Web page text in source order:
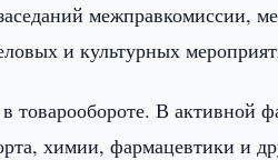
межправкомиссии,
и культурных
товарообороте. В активной
химии, фармацевтики и